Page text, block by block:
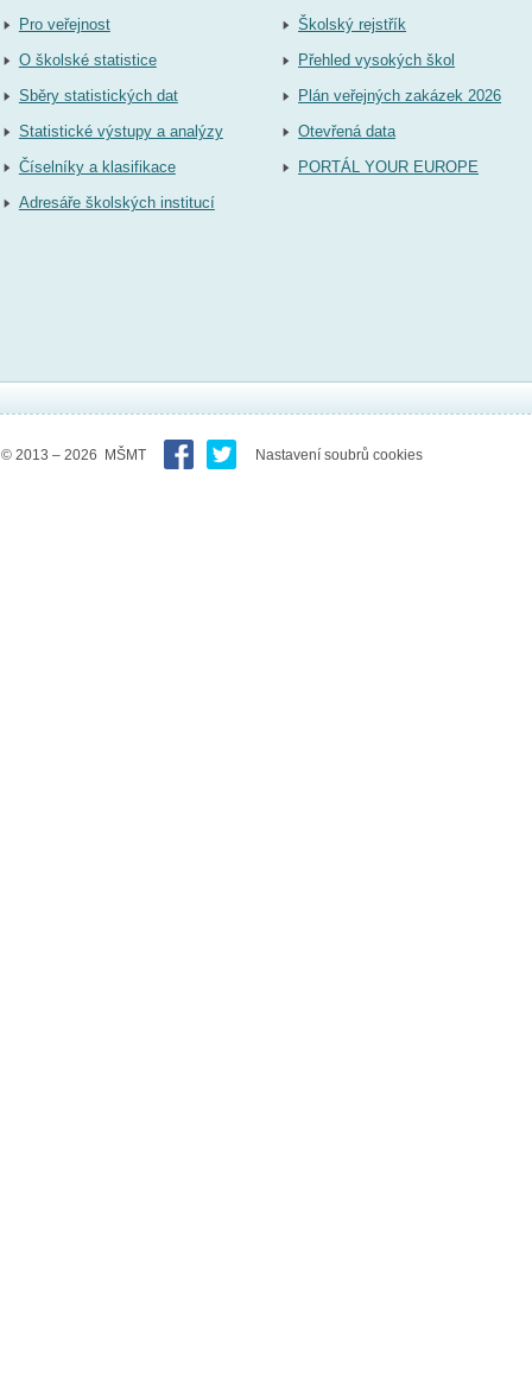
Pro veřejnost
O školské statistice
Sběry statistických dat
Statistické výstupy a analýzy
Číselníky a klasifikace
Adresáře školských institucí
Školský rejstřík
Přehled vysokých škol
Plán veřejných zakázek 2026
Otevřená data
PORTÁL YOUR EUROPE
© 2013 – 2026 MŠMT Nastavení soubrů cookies